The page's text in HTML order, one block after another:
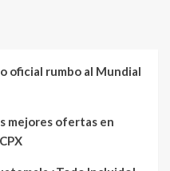
oficial rumbo al Mundial
mejores ofertas en